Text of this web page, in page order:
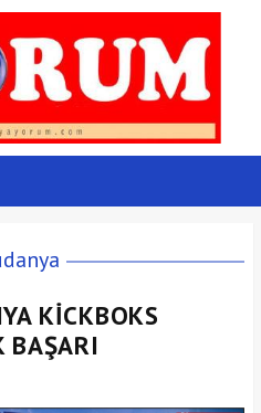
KİCKBOKS
BAŞARI